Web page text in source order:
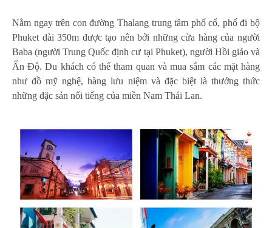
Nằm ngay trên con đường Thalang trung tâm phố cổ, phố đi bộ
Phuket dài 350m được tạo nên bởi những cửa hàng của người
Baba (người Trung Quốc định cư tại Phuket), người Hồi giáo và
Ấn Độ. Du khách có thể tham quan và mua sắm các mặt hàng
như đồ mỹ nghệ, hàng lưu niệm và đặc biệt là thưởng thức
những đặc sản nổi tiếng của miền Nam Thái Lan.